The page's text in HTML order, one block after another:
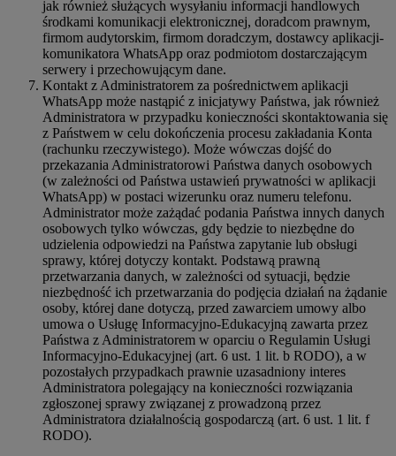
jak również służących wysyłaniu informacji handlowych
środkami komunikacji elektronicznej, doradcom prawnym,
firmom audytorskim, firmom doradczym, dostawcy aplikacji-
komunikatora WhatsApp oraz podmiotom dostarczającym
serwery i przechowującym dane.
Kontakt z Administratorem za pośrednictwem aplikacji
WhatsApp może nastąpić z inicjatywy Państwa, jak również
Administratora w przypadku konieczności skontaktowania się
z Państwem w celu dokończenia procesu zakładania Konta
(rachunku rzeczywistego). Może wówczas dojść do
przekazania Administratorowi Państwa danych osobowych
(w zależności od Państwa ustawień prywatności w aplikacji
WhatsApp) w postaci wizerunku oraz numeru telefonu.
Administrator może zażądać podania Państwa innych danych
osobowych tylko wówczas, gdy będzie to niezbędne do
udzielenia odpowiedzi na Państwa zapytanie lub obsługi
sprawy, której dotyczy kontakt. Podstawą prawną
przetwarzania danych, w zależności od sytuacji, będzie
niezbędność ich przetwarzania do podjęcia działań na żądanie
osoby, której dane dotyczą, przed zawarciem umowy albo
umowa o Usługę Informacyjno-Edukacyjną zawarta przez
Państwa z Administratorem w oparciu o Regulamin Usługi
Informacyjno-Edukacyjnej (art. 6 ust. 1 lit. b RODO), a w
pozostałych przypadkach prawnie uzasadniony interes
Administratora polegający na konieczności rozwiązania
zgłoszonej sprawy związanej z prowadzoną przez
Administratora działalnością gospodarczą (art. 6 ust. 1 lit. f
RODO).